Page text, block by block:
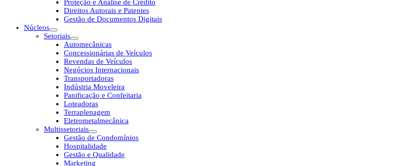
Proteção e Análise de Crédito
Direitos Autorais e Patentes
Gestão de Documentos Digitais
Núcleos
Setoriais
Automecânicas
Concessionárias de Veículos
Revendas de Veículos
Negócios Internacionais
Transportadoras
Indústria Moveleira
Panificação e Confeitaria
Loteadoras
Terraplenagem
Eletrometalmecânica
Multissetoriais
Gestão de Condomínios
Hospitalidade
Gestão e Qualidade
Marketing